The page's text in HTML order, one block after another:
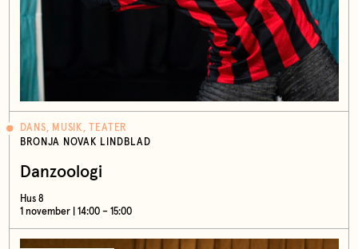
DANS, MUSIK, TEATER
BRONJA NOVAK LINDBLAD
Danzoologi
Hus 8
1 november | 14:00 – 15:00